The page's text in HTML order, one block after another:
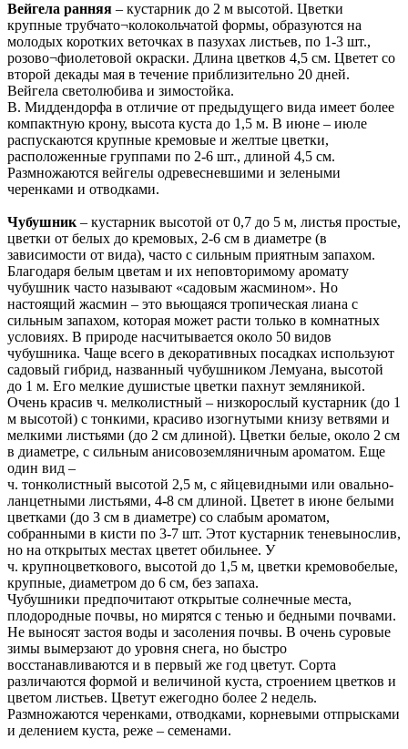
Вейгела ранняя – кустарник до 2 м высотой. Цветки
крупные трубчато¬колокольчатой формы, образуются на
молодых коротких веточках в пазухах листьев, по 1-3 шт.,
розово¬фиолетовой окраски. Длина цветков 4,5 см. Цветет со
второй декады мая в течение приблизительно 20 дней.
Вейгела светолюбива и зимостойка.
В. Миддендорфа в отличие от предыдущего вида имеет более
компактную крону, высота куста до 1,5 м. В июне – июле
распускаются крупные кремовые и желтые цветки,
расположенные группами по 2-6 шт., длиной 4,5 см.
Размножаются вейгелы одревесневшими и зелеными
черенками и отводками.
Чубушник– кустарник высотой от 0,7 до 5 м, листья простые,
цветки от белых до кремовых, 2-6 см в диаметре (в
зависимости от вида), часто с сильным приятным запахом.
Благодаря белым цветам и их неповторимому аромату
чубушник часто называют «садовым жасмином». Но
настоящий жасмин – это вьющаяся тропическая лиана с
сильным запахом, которая может расти только в комнатных
условиях. В природе насчитывается около 50 видов
чубушника. Чаще всего в декоративных посадках используют
садовый гибрид, названный чубушником Лемуана, высотой
до 1 м. Его мелкие душистые цветки пахнут земляникой.
Очень красив ч. мелколистный – низкорослый кустарник (до 1
м высотой) с тонкими, красиво изогнутыми книзу ветвями и
мелкими листьями (до 2 см длиной). Цветки белые, около 2 см
в диаметре, с сильным анисово­земляничным ароматом. Еще
один вид –
ч. тонколистный высотой 2,5 м, с яйцевидными или овально­
ланцетными листьями, 4-8 см длиной. Цветет в июне белыми
цветками (до 3 см в диаметре) со слабым ароматом,
собранными в кисти по 3-7 шт. Этот кустарник теневынослив,
но на открытых местах цветет обильнее. У
ч. крупноцветкового, высотой до 1,5 м, цветки кремово­белые,
крупные, диаметром до 6 см, без запаха.
Чубушники предпочитают открытые солнечные места,
плодородные почвы, но мирятся с тенью и бедными почвами.
Не выносят застоя воды и засоления почвы. В очень суровые
зимы вымерзают до уровня снега, но быстро
восстанавливаются и в первый же год цветут. Сорта
различаются формой и величиной куста, строением цветков и
цветом листьев. Цветут ежегодно более 2 недель.
Размножаются черенками, отводками, корневыми отпрысками
и делением куста, реже – семенами.